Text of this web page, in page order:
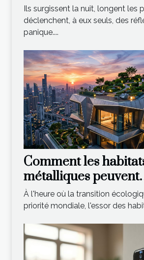
habitats urbains ?
Ils surgissent la nuit, longent les
déclenchent, à eux seuls, des
panique....
Comment les
métalliques peuvent
révolutionner le
durable ?
À l'heure où la transition
priorité mondiale, l'essor des